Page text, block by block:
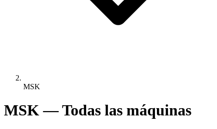
MSK
MSK — Todas las máquinas